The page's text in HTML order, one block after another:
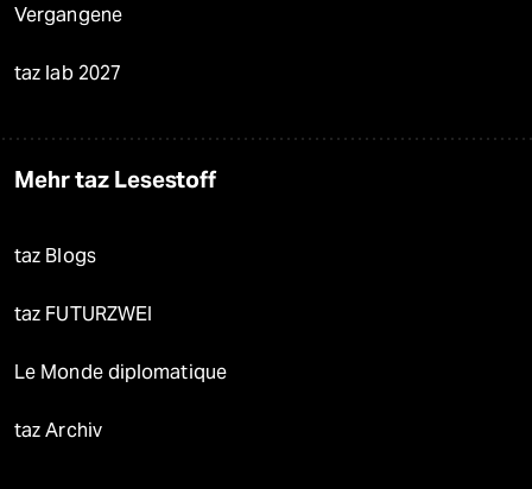
Vergangene
taz lab 2027
Mehr taz Lesestoff
taz Blogs
taz FUTURZWEI
Le Monde diplomatique
taz Archiv